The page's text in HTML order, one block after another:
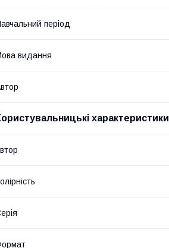
період
видання
характеристики